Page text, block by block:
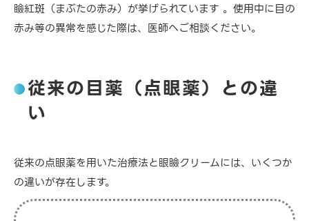
瞼紅斑（まぶたの赤み）が挙げられています 。使用中に目の
赤み等の異常を感じた際は、医師へご相談ください。
従来の目薬（点眼薬）との違
い
従来の点眼薬を用いた治療法と眼瞼クリームには、いくつか
の違いが存在します。